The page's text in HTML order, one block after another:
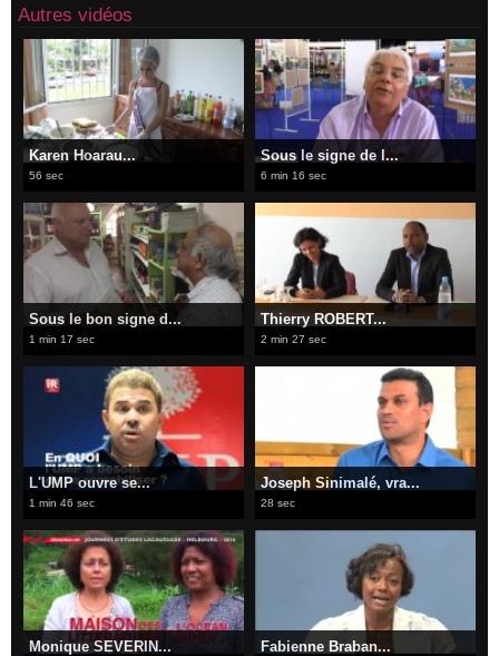
Autres vidéos
Karen Hoarau...
56 sec
​Sous le signe de l...
6 min 16 sec
Sous le bon signe d...
1 min 17 sec
Thierry ROBERT...
2 min 27 sec
L'UMP ouvre se...
1 min 46 sec
Joseph Sinimalé, vra...
28 sec
Monique SEVERIN... Fabienne Braban...